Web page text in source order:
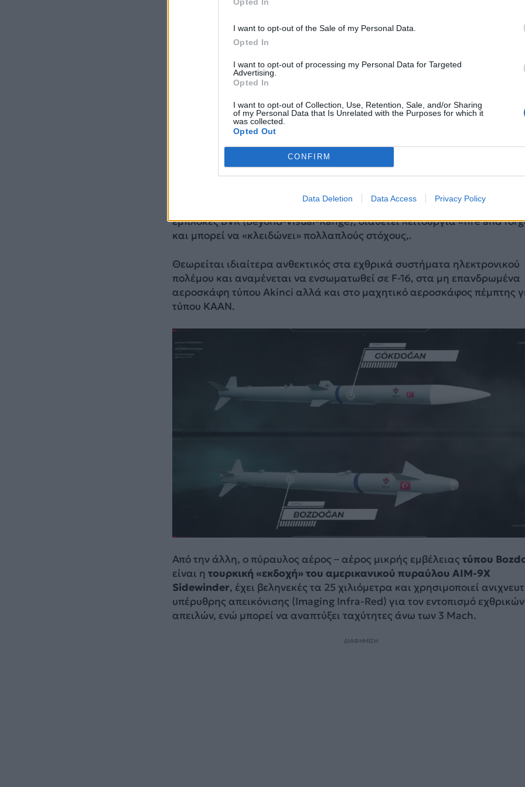
I want to opt-out of the Sale of my Personal Data.
Opted In
I want to opt-out of processing my Personal Data for Targeted
Advertising.
Opted In
I want to opt-out of Collection, Use, Retention, Sale, and/or Sharing
of my Personal Data that Is Unrelated with the Purposes for which it
was collected.
Opted Out
CONFIRM
Data Deletion Data Access Privacy Policy
Τα χαρακτηριστικά τους
Ο πύραυλος Gokdogan είναι η τουρκική «εκδοχή» του περίφημου
αμερικανικού πυραύλου AIM-120 AMRAAM
και χρησιμοποιείται για
εμπλοκές BVR (Beyond-Visual-Range), διαθέτει λειτουργία «fire and
και μπορεί να «κλειδώνει» πολλαπλούς στόχους,.
Θεωρείται ιδιαίτερα ανθεκτικός στα εχθρικά συστήματα ηλεκτρονικού
πολέμου και αναμένεται να ενσωματωθεί σε F-16, στα μη επανδρωμένα
αεροσκάφη τύπου Akinci αλλά και στο μαχητικό αεροσκάφος πέμπτης
τύπου KAAN.
Από την άλλη, ο πύραυλος αέρος – αέρος μικρής εμβέλειας τύπου
είναι η τουρκική «εκδοχή» του αμερικανικού πυραύλου AIM-9X
Sidewinder, έχει βεληνεκές τα 25 χιλιόμετρα και χρησιμοποιεί
υπέρυθρης απεικόνισης (Imaging Infra-Red) για τον εντοπισμό εχθρικών
απειλών, ενώ μπορεί να αναπτύξει ταχύτητες άνω των 3 Mach.
ΔΙΑΦΗΜΙΣΗ